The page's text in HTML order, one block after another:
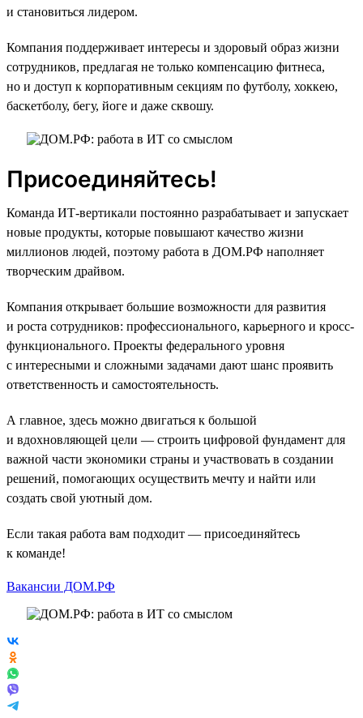
и становиться лидером.
Компания поддерживает интересы и здоровый образ жизни
сотрудников, предлагая не только компенсацию фитнеса,
но и доступ к корпоративным секциям по футболу, хоккею,
баскетболу, бегу, йоге и даже сквошу.
Присоединяйтесь!
Команда ИТ-вертикали постоянно разрабатывает и запускает
новые продукты, которые повышают качество жизни
миллионов людей, поэтому работа в ДОМ.РФ наполняет
творческим драйвом.
Компания открывает большие возможности для развития
и роста сотрудников: профессионального, карьерного и кросс-
функционального. Проекты федерального уровня
с интересными и сложными задачами дают шанс проявить
ответственность и самостоятельность.
А главное, здесь можно двигаться к большой
и вдохновляющей цели — строить цифровой фундамент для
важной части экономики страны и участвовать в создании
решений, помогающих осуществить мечту и найти или
создать свой уютный дом.
Если такая работа вам подходит — присоединяйтесь
к команде!
Вакансии ДОМ.РФ